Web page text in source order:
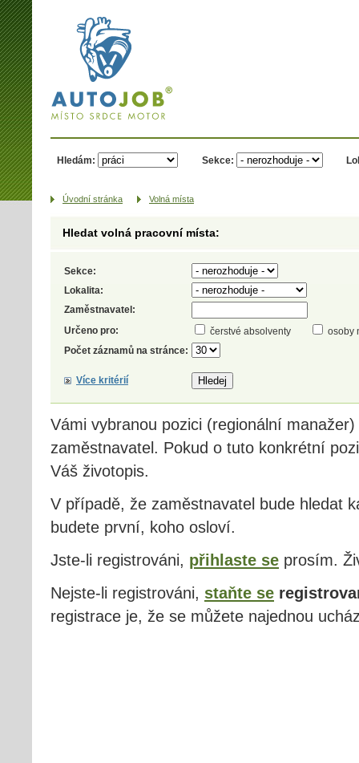
AUTOJOB.cz -
místo srdce
motor
Hledám: Sekce:
Úvodní­ stránka Volná místa
Hledat volná pracovní místa:
Sekce:
Lokalita:
Zaměstnavatel:
Určeno pro:
čerstvé absolventy
osoby
Počet záznamů na stránce:
Více kritérií
Vámi vybranou pozici (regionální
zaměstnavatel. Pokud o tuto konkrétní
Váš životopis.
V případě, že zaměstnavatel bude hledat
budete první, koho osloví.
Jste-li registrováni, přihlaste se prosím.
Nejste-li registrováni, staňte se
registrace je, že se můžete najednou